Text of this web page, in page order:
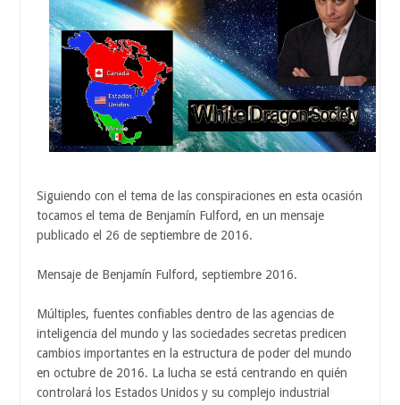
Siguiendo con el tema de las conspiraciones en esta ocasión
tocamos el tema de Benjamín Fulford, en un mensaje
publicado el 26 de septiembre de 2016.
Mensaje de Benjamín Fulford, septiembre 2016.
Múltiples, fuentes confiables dentro de las agencias de
inteligencia del mundo y las sociedades secretas predicen
cambios importantes en la estructura de poder del mundo
en octubre de 2016. La lucha se está centrando en quién
controlará los Estados Unidos y su complejo industrial